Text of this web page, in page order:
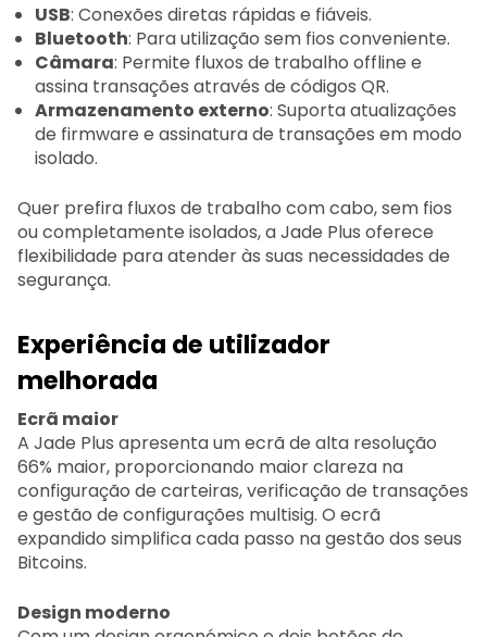
USB: Conexões diretas rápidas e fiáveis.
Bluetooth: Para utilização sem fios conveniente.
Câmara: Permite fluxos de trabalho offline e
assina transações através de códigos QR.
Armazenamento externo: Suporta atualizações
de firmware e assinatura de transações em modo
isolado.
Quer prefira fluxos de trabalho com cabo, sem fios
ou completamente isolados, a Jade Plus oferece
flexibilidade para atender às suas necessidades de
segurança.
Experiência de utilizador
melhorada
Ecrã maior
A Jade Plus apresenta um ecrã de alta resolução
66% maior, proporcionando maior clareza na
configuração de carteiras, verificação de transações
e gestão de configurações multisig. O ecrã
expandido simplifica cada passo na gestão dos seus
Bitcoins.
Design moderno